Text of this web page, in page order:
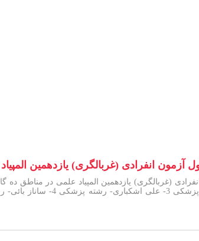
آزمون انفرادی (غربالگری) یازدهمین
املشی-رشته پزشکی 2- سیده